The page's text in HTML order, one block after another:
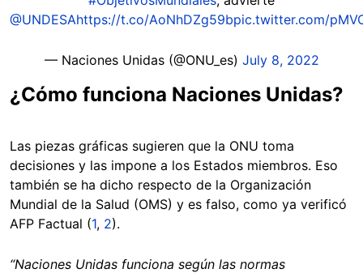
@UNDESAhttps://t.co/AoNhDZg59bpic.twitter.com/
— Naciones Unidas (@ONU_es) July 8, 2022
¿Cómo funciona Naciones Unidas?
Las piezas gráficas sugieren que la ONU toma
decisiones y las impone a los Estados miembros. Eso
también se ha dicho respecto de la Organización
Mundial de la Salud (OMS) y es falso, como ya verificó
AFP Factual (1, 2).
“Naciones Unidas funciona según las normas